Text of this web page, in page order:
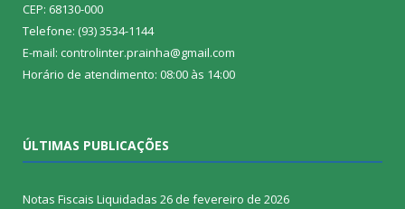
CEP: 68130-000
Telefone: (93) 3534-1144
E-mail: controlinter.prainha@gmail.com
Horário de atendimento: 08:00 às 14:00
ÚLTIMAS PUBLICAÇÕES
Notas Fiscais Liquidadas 26 de fevereiro de 2026